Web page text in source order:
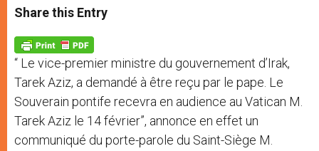
t
s
p
p
s
e
g
e
r
e
b
o
k
Share this Entry
“ Le vice-premier ministre du gouvernement d’Irak,
Tarek Aziz, a demandé à être reçu par le pape. Le
Souverain pontife recevra en audience au Vatican M.
Tarek Aziz le 14 février”, annonce en effet un
communiqué du porte-parole du Saint-Siège M.